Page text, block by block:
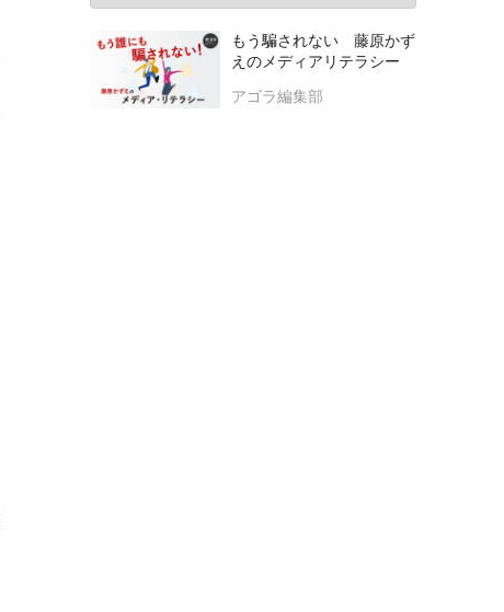
もう騙されない 藤原かず
えのメディアリテラシー
アゴラ編集部